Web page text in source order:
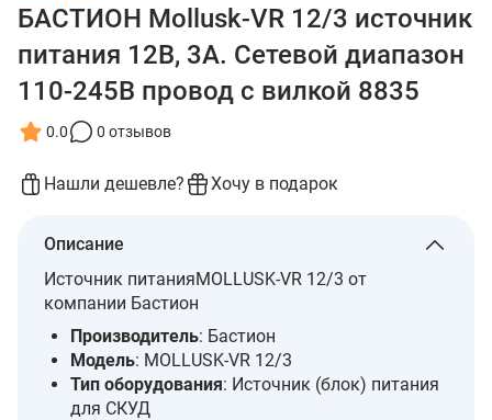
БАСТИОН Mollusk-VR 12/3 источник
питания 12В, 3А. Сетевой диапазон
110-245В провод с вилкой 8835
0.0 0 отзывов
Нашли дешевле? Хочу в подарок
Описание
Источник питанияMOLLUSK-VR 12/3 от
компании Бастион
Производитель: Бастион
Модель: MOLLUSK-VR 12/3
Тип оборудования: Источник (блок) питания
для СКУД